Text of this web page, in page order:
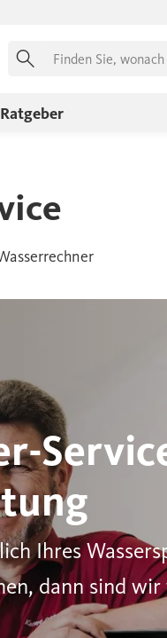
Suchen
Ratgeber
Ihres
dann sind wir